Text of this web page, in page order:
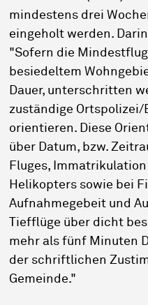
mindestens drei
eingeholt werden.
"Sofern die
besiedeltem
Dauer, unterschritten
zuständige Ortspolizei/
orientieren. Diese
über Datum, bzw.
Fluges,
Helikopters sowie bei
Aufnahmegebeit und
Tiefflüge über dicht
mehr als fünf Minuten
der schriftlichen
Gemeinde."